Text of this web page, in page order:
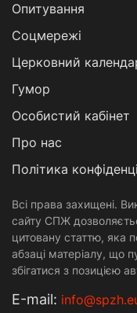
Опитування
Соцмережі
Церковний
Гумор
Особистий кабінет
Про нас
Політика
Всі права захищені.
сайту СПЖ
цитовану статтю, яка
абзаці матеріалу, що
збігатися з позицією
Е-mail: